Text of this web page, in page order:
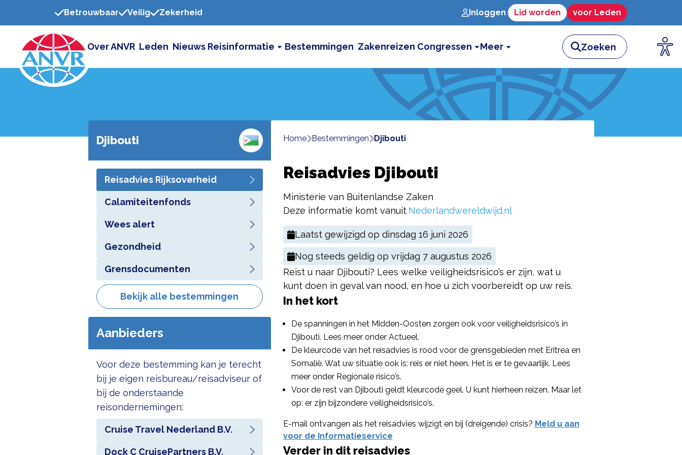
Betrouwbaar Veilig Zekerheid Inloggen Lid worden voor Leden
Over ANVR Leden Nieuws Reisinformatie Bestemmingen Zakenreizen Congressen Meer
Djibouti
Reisadvies Rijksoverheid
Calamiteitenfonds
Wees alert
Gezondheid
Grensdocumenten
Bekijk alle bestemmingen
Aanbieders
Voor deze bestemming kan je terecht
bij je eigen reisbureau/reisadviseur of
bij de onderstaande
reisondernemingen:
Cruise Travel Nederland B.V.
Dock C CruisePartners B.V.
Home bestemmingen djibouti
Reisadvies Djibouti
Ministerie van Buitenlandse Zaken
Deze informatie komt vanuit Nederlandwereldwijd.nl
Laatst gewijzigd op dinsdag 16 juni 2026
Nog steeds geldig op vrijdag 7 augustus 2026
Reist u naar Djibouti? Lees welke veiligheidsrisico’s er zijn, wat u
kunt doen in geval van nood, en hoe u zich voorbereidt op uw reis.
In het kort
De spanningen in het Midden-Oosten zorgen ook voor veiligheidsrisico’s in
Djibouti. Lees meer onder Actueel.
De kleurcode van het reisadvies is rood voor de grensgebieden met Eritrea en
Somalië. Wat uw situatie ook is: reis er niet heen. Het is er te gevaarlijk. Lees
meer onder Regionale risico’s.
Voor de rest van Djibouti geldt kleurcode geel. U kunt hierheen reizen. Maar let
op: er zijn bijzondere veiligheidsrisico’s.
E-mail ontvangen als het reisadvies wijzigt en bij (dreigende) crisis? Meld u aan
voor de Informatieservice
Verder in dit reisadvies